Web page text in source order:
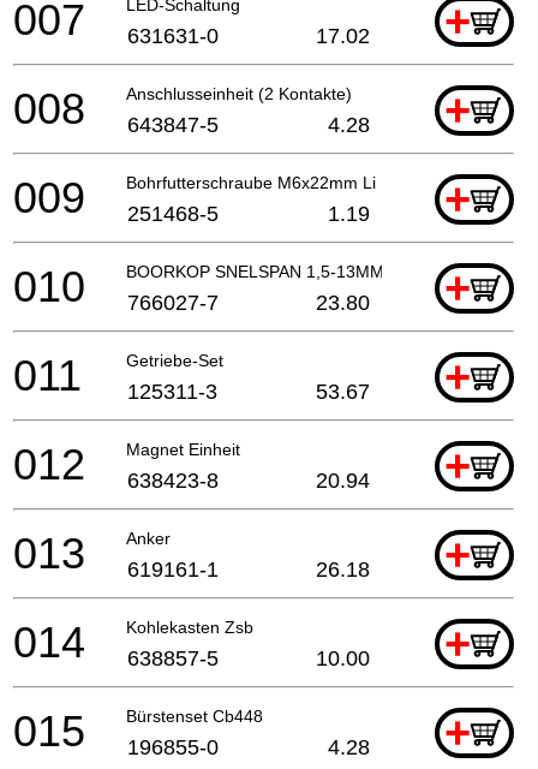
LED-Schaltung +
007 631631-0 17.02
Anschlusseinheit (2 Kontakte) +
008 643847-5 4.28
Bohrfutterschraube M6x22mm Li +
009 251468-5 1.19
BOORKOP SNELSPAN 1,5-13MM +
010 766027-7 23.80
Getriebe-Set +
011 125311-3 53.67
Magnet Einheit +
012 638423-8 20.94
Anker +
013 619161-1 26.18
Kohlekasten Zsb +
014 638857-5 10.00
Bürstenset Cb448 +
015 196855-0 4.28